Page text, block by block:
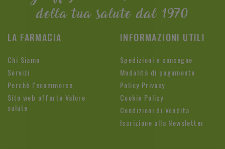
della tua salute dal 1970
LA FARMACIA
Chi Siamo
Servizi
Perchè l'ecommerce
Sito web offerte Valore
salute
INFORMAZIONI UTILI
Spedizioni e consegne
Modalità di pagamento
Policy Privacy
Cookie Policy
Condizioni di Vendita
Iscrizione alla Newsletter